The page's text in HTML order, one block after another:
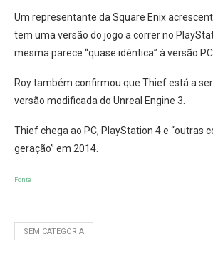
Um representante da Square Enix
tem uma versão do jogo a correr no
mesma parece “quase idêntica” à versão
Roy também confirmou que Thief está a
versão modificada do Unreal Engine 3.
Thief chega ao PC, PlayStation 4 e “outras
geração” em 2014.
Fonte
SEM CATEGORIA